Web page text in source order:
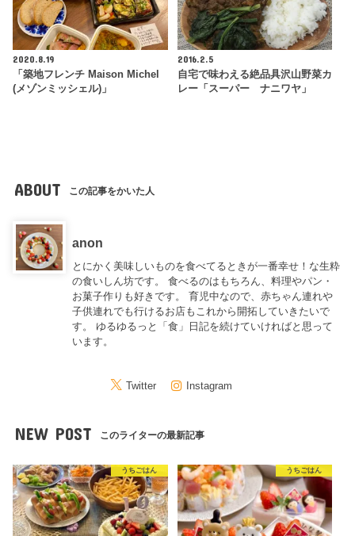
2020.8.19
「築地フレンチ Maison Michel
(メゾンミッシェル)」
2016.2.5
自宅で味わえる絶品具沢山野菜カ
レー「スーパー ナニワヤ」
ABOUT この記事をかいた人
anon
とにかく美味しいものを食べてるときが一番幸せ！な生粋
の食いしん坊です。 食べるのはもちろん、料理やパン・
お菓子作りも好きです。 育児中なので、赤ちゃん連れや
子供連れでも行けるお店もこれから開拓していきたいで
す。 ゆるゆるっと「食」日記を続けていければと思って
います。
Twitter Instagram
NEW POST このライターの最新記事
うちごはん うちごはん